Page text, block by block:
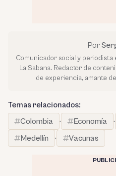
Por
Comunicador social y periodista
La Sabana. Redactor de
de experiencia, amante
Temas relacionados:
Colombia
· Economía ·
Medellín
· Vacunas